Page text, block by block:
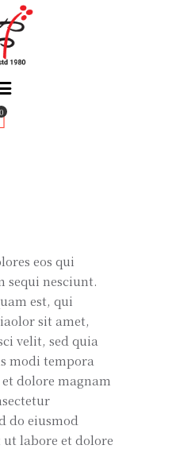
0
eos qui
sequi nesciunt.
est, qui
sit amet,
velit, sed quia
modi tempora
dolore magnam
do eiusmod
labore et dolore